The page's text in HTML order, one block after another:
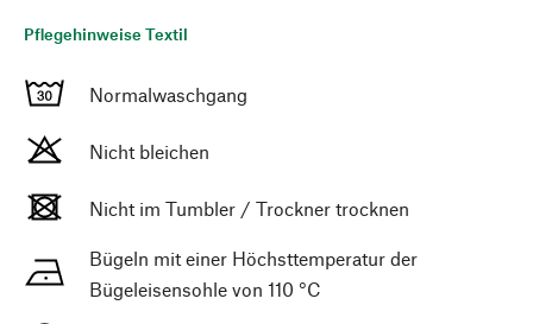
Pflegehinweise Textil
Normalwaschgang
Nicht bleichen
Nicht im Tumbler / Trockner trocknen
Bügeln mit einer Höchsttemperatur der
Bügeleisensohle von 110 °C